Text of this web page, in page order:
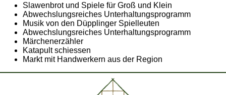
Slawenbrot und Spiele für Groß und Klein
Abwechslungsreiches Unterhaltungsprogramm
Musik von den Düpplinger Spielleuten
Abwechslungsreiches Unterhaltungsprogramm
Märchenerzähler
Katapult schiessen
Markt mit Handwerkern aus der Region